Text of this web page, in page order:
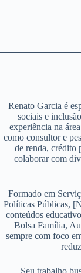
Renato Garcia é
sociais e
experiência na
como consultor e
de renda, crédito
colaborar com
Formado em
Políticas Públicas,
conteúdos
Bolsa Família,
sempre com foco